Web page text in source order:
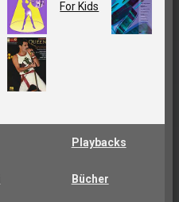
Playbacks
Bücher